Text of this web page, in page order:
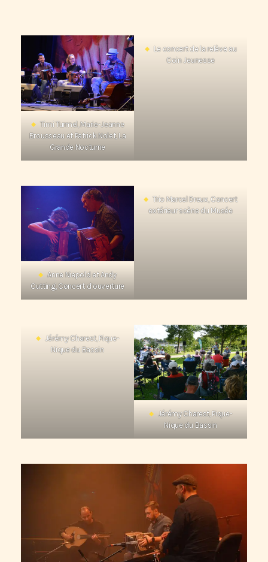
Timi Turmel, Marie-Jeanne
Brousseau et Patrick Nolet, La
Grande Nocturne
Le concert de la relève au
Coin Jeunesse
Anne Niepold et Andy
Cutting, Concert d’ouverture
Trio Marcel Dreux, Concert
extérieur scène du Musée
Jérémy Charest, Pique-
Nique du Bassin
Jérémy Charest, Pique-
Nique du Bassin